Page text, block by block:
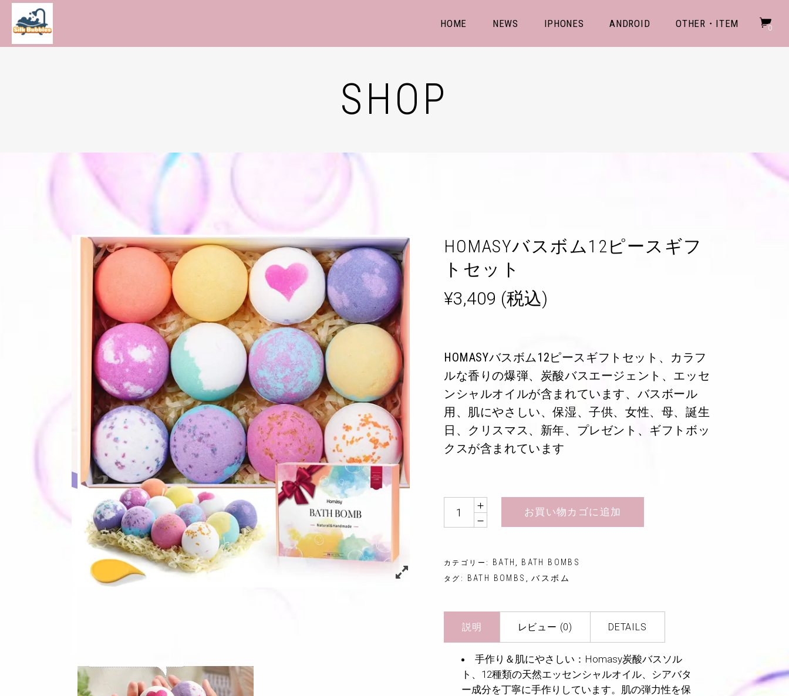
HOME NEWS IPHONES ANDROID OTHER・ITEM 0
SHOP
HOMASYバスボム12ピースギフ
トセット
¥3,409 (税込)
HOMASYバスボム12ピースギフトセット、カラフ
ルな香りの爆弾、炭酸バスエージェント、エッセ
ンシャルオイルが含まれています、バスボール
用、肌にやさしい、保湿、子供、女性、母、誕生
日、クリスマス、新年、プレゼント、ギフトボッ
クスが含まれています
Quantity
お買い物カゴに追加
カテゴリー: BATH , BATH BOMBS
タグ: BATH BOMBS ,バスボム
説明 レビュー (0) DETAILS
手作り＆肌にやさしい：Homasy炭酸バスソル
ト、12種類の天然エッセンシャルオイル、シアバタ
ー成分を丁寧に手作りしています。肌の弾力性を保